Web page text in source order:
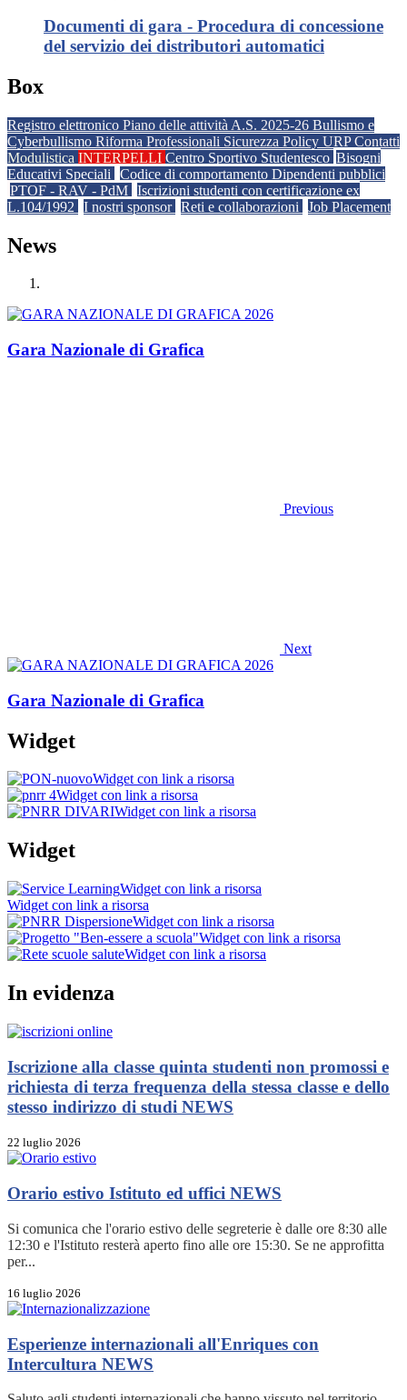
Documenti di gara - Procedura di concessione
del servizio dei distributori automatici
Box
Registro elettronico Piano delle attività A.S. 2025-26 Bullismo e
Cyberbullismo Riforma Professionali Sicurezza Policy URPContatti
Modulistica INTERPELLI Centro Sportivo Studentesco Bisogni
Educativi Speciali
Codice di comportamento Dipendenti pubblici
PTOF - RAV - PdM Iscrizioni studenti con certificazione ex
L.104/1992
I nostri sponsor Reti e collaborazioni Job Placement
News
Gara Nazionale di Grafica
Previous
Next
Gara Nazionale di Grafica
Widget
Widget con link a risorsa
Widget con link a risorsa
Widget con link a risorsa
Widget
Widget con link a risorsa
Widget con link a risorsa
Widget con link a risorsa
Widget con link a risorsa
Widget con link a risorsa
In evidenza
Iscrizione alla classe quinta studenti non promossi e
richiesta di terza frequenza della stessa classe e dello
stesso indirizzo di studi NEWS
22 luglio 2026
Orario estivo Istituto ed uffici NEWS
Si comunica che l'orario estivo delle segreterie è dalle ore 8:30 alle
12:30 e l'Istituto resterà aperto fino alle ore 15:30. Se ne approfitta
per...
16 luglio 2026
Esperienze internazionali all'Enriques con
Intercultura NEWS